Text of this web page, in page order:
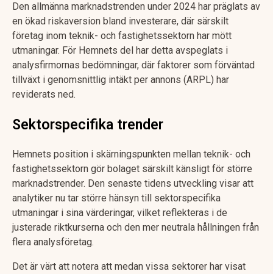
Den allmänna marknadstrenden under 2024 har präglats av
en ökad riskaversion bland investerare, där särskilt
företag inom teknik- och fastighetssektorn har mött
utmaningar. För Hemnets del har detta avspeglats i
analysfirmornas bedömningar, där faktorer som förväntad
tillväxt i genomsnittlig intäkt per annons (ARPL) har
reviderats ned.
Sektorspecifika trender
Hemnets position i skärningspunkten mellan teknik- och
fastighetssektorn gör bolaget särskilt känsligt för större
marknadstrender. Den senaste tidens utveckling visar att
analytiker nu tar större hänsyn till sektorspecifika
utmaningar i sina värderingar, vilket reflekteras i de
justerade riktkurserna och den mer neutrala hållningen från
flera analysföretag.
Det är värt att notera att medan vissa sektorer har visat